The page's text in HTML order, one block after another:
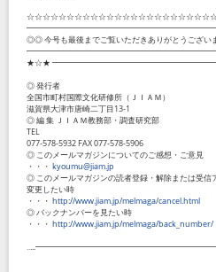
◎◎ 今号も最後までご覧いただきありがとうござ
★☆★
◎ 発行者
全国市町村国際文化研修所（ＪＩＡＭ）
滋賀県大津市唐崎二丁目13-1
◎ 編 集 ＪＩＡＭ教務部・調査研究部
TEL
077-578-5932 FAX 077-578-5906
◎ このメールマガジンについてのご感想・ご意見
・・・ kyoumu@jiam.jp
◎ このメールマガジンの読者登録・解除または受信
変更したい時
・・・ http://www.jiam.jp/melmaga/cancel.html
◎ バックナンバーを見たい時
・・・ http://www.jiam.jp/melmaga/back_number/